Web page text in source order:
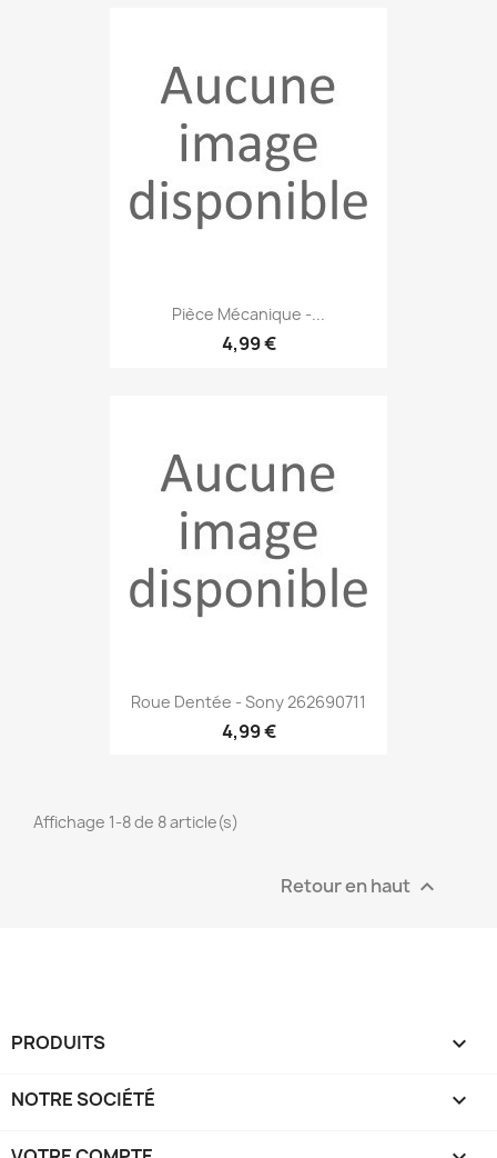
Pièce Mécanique -...
4,99 €
Roue Dentée - Sony 262690711
4,99 €
Affichage 1-8 de 8 article(s)
Retour en haut 
PRODUITS 
NOTRE SOCIÉTÉ 